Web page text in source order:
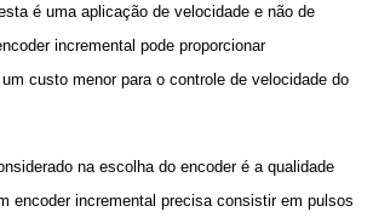
é uma aplicação de velocidade e não de
incremental pode proporcionar
custo menor para o controle de velocidade do
na escolha do encoder é a qualidade
encoder incremental precisa consistir em pulsos